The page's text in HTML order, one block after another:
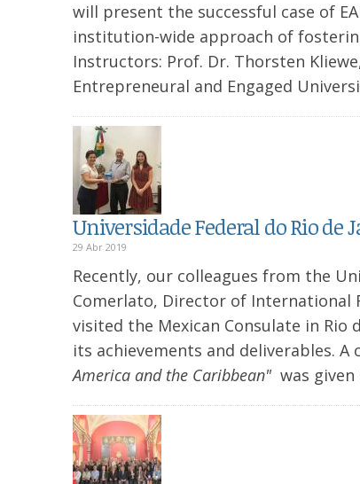
will present the successful case of
institution-wide approach of
Instructors: Prof. Dr. Thorsten
Entrepreneural and Engaged
Universidade Federal do Rio de
29 Abr 2019
Recently, our colleagues from the
Comerlato, Director of International
visited the Mexican Consulate in Rio
its achievements and deliverables. A
America and the Caribbean" was